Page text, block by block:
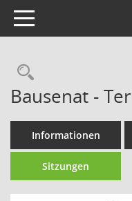
Toggle navigation
Bausenat -
Informationen
Sitzungen